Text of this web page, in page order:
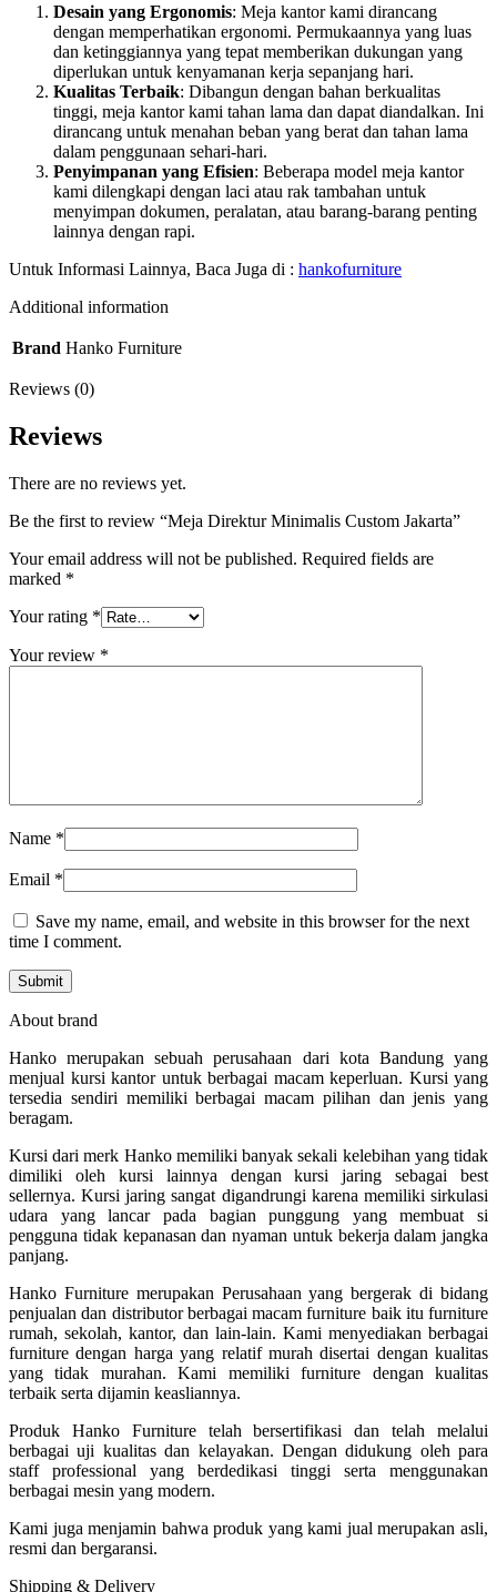
Desain yang Ergonomis: Meja kantor kami dirancang
dengan memperhatikan ergonomi. Permukaannya yang luas
dan ketinggiannya yang tepat memberikan dukungan yang
diperlukan untuk kenyamanan kerja sepanjang hari.
Kualitas Terbaik: Dibangun dengan bahan berkualitas
tinggi, meja kantor kami tahan lama dan dapat diandalkan. Ini
dirancang untuk menahan beban yang berat dan tahan lama
dalam penggunaan sehari-hari.
Penyimpanan yang Efisien: Beberapa model meja kantor
kami dilengkapi dengan laci atau rak tambahan untuk
menyimpan dokumen, peralatan, atau barang-barang penting
lainnya dengan rapi.
Untuk Informasi Lainnya, Baca Juga di : hankofurniture
Additional information
Brand Hanko Furniture
Reviews (0)
Reviews
There are no reviews yet.
Be the first to review “Meja Direktur Minimalis Custom Jakarta”
Your email address will not be published. Required fields are
marked *
Your rating *
Your review *
Name *
Email *
Save my name, email, and website in this browser for the next
time I comment.
About brand
Hanko merupakan sebuah perusahaan dari kota Bandung yang
menjual kursi kantor untuk berbagai macam keperluan. Kursi yang
tersedia sendiri memiliki berbagai macam pilihan dan jenis yang
beragam.
Kursi dari merk Hanko memiliki banyak sekali kelebihan yang tidak
dimiliki oleh kursi lainnya dengan kursi jaring sebagai best
sellernya. Kursi jaring sangat digandrungi karena memiliki sirkulasi
udara yang lancar pada bagian punggung yang membuat si
pengguna tidak kepanasan dan nyaman untuk bekerja dalam jangka
panjang.
Hanko Furniture merupakan Perusahaan yang bergerak di bidang
penjualan dan distributor berbagai macam furniture baik itu furniture
rumah, sekolah, kantor, dan lain-lain. Kami menyediakan berbagai
furniture dengan harga yang relatif murah disertai dengan kualitas
yang tidak murahan. Kami memiliki furniture dengan kualitas
terbaik serta dijamin keasliannya.
Produk Hanko Furniture telah bersertifikasi dan telah melalui
berbagai uji kualitas dan kelayakan. Dengan didukung oleh para
staff professional yang berdedikasi tinggi serta menggunakan
berbagai mesin yang modern.
Kami juga menjamin bahwa produk yang kami jual merupakan asli,
resmi dan bergaransi.
Shipping & Delivery